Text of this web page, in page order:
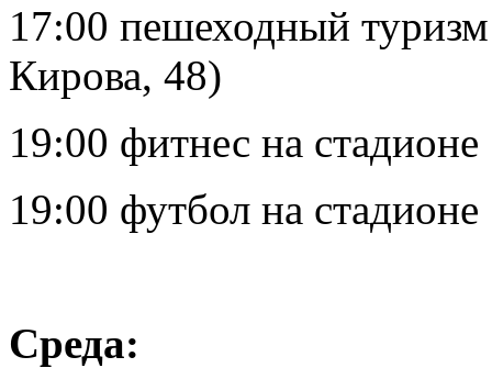
17:00 пешеходный
Кирова, 48)
19:00 фитнес на
19:00 футбол на
Среда: